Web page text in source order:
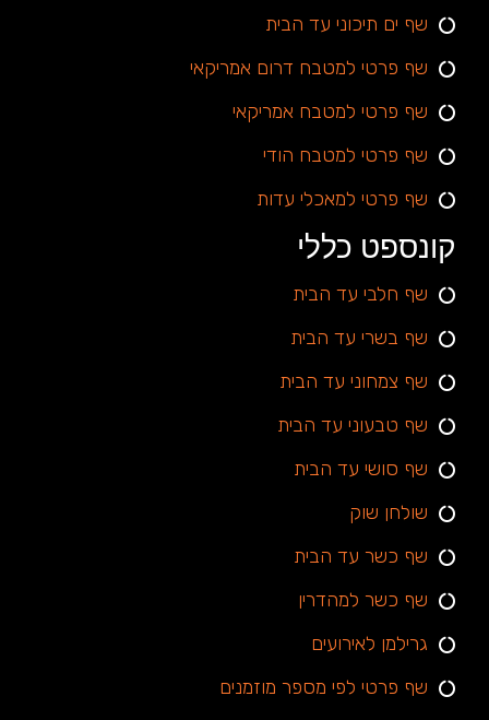
שף ים תיכוני עד הבית
שף פרטי למטבח דרום אמריקאי
שף פרטי למטבח אמריקאי
שף פרטי למטבח הודי
שף פרטי למאכלי עדות
קונספט כללי
שף חלבי עד הבית
שף בשרי עד הבית
שף צמחוני עד הבית
שף טבעוני עד הבית
שף סושי עד הבית
שולחן שוק
שף כשר עד הבית
שף כשר למהדרין
גרילמן לאירועים
שף פרטי לפי מספר מוזמנים